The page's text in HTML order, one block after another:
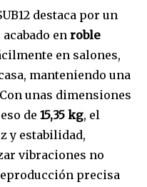
Seguidores
destaca por un
acabado en roble
en salones,
manteniendo una
unas dimensiones
de 15,35 kg, el
y estabilidad,
vibraciones no
precisa